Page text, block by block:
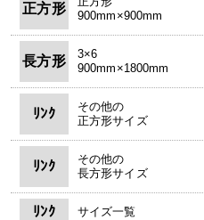
正方形
900mm×900mm
長方形
3×6
900mm×1800mm
ﾘﾝｸ
その他の
正方形サイズ
ﾘﾝｸ
その他の
長方形サイズ
ﾘﾝｸ サイズ一覧